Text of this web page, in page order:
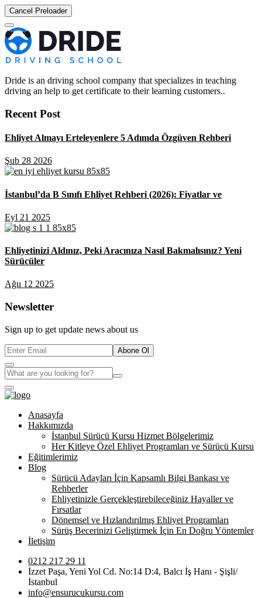
Cancel Preloader
Dride is an driving school company that specializes in teaching
driving an help to get certificate to their learning customers..
Recent Post
Ehliyet Almayı Erteleyenlere 5 Adımda Özgüven Rehberi
Şub 28 2026
İstanbul’da B Sınıfı Ehliyet Rehberi (2026): Fiyatlar ve
Eyl 21 2025
Ehliyetinizi Aldınız, Peki Aracınıza Nasıl Bakmalısınız? Yeni
Sürücüler
Ağu 12 2025
Newsletter
Sign up to get update news about us
Abone Ol
Anasayfa
Hakkımızda
İstanbul Sürücü Kursu Hizmet Bölgelerimiz
Her Kitleye Özel Ehliyet Programları ve Sürücü Kursu
Eğitimlerimiz
Blog
Sürücü Adayları İçin Kapsamlı Bilgi Bankası ve
Rehberler
Ehliyetinizle Gerçekleştirebileceğiniz Hayaller ve
Fırsatlar
Dönemsel ve Hızlandırılmış Ehliyet Programları
Sürüş Becerinizi Geliştirmek İçin En Doğru Yöntemler
İletişim
0212 217 29 11
İzzet Paşa, Yeni Yol Cd. No:14 D:4, Balcı İş Hanı - Şişli/
İstanbul
info@ensurucukursu.com